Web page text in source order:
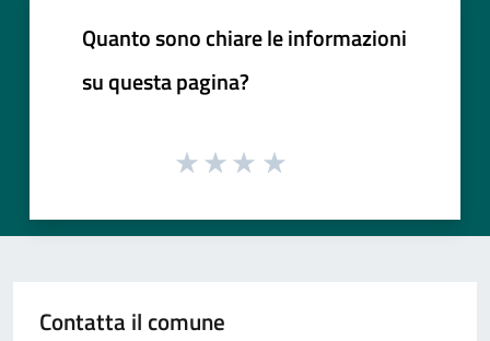
Quanto sono chiare le informazioni
su questa pagina?
Contatta il comune